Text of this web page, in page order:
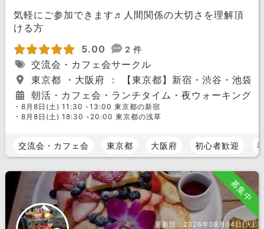
気軽にご参加できます♬人間関係の大切さを理解頂
ける方
5.00
2 件
交流会・カフェ会サークル
東京都 ・大阪府 ： 【東京都】新宿・渋谷・池袋
朝活・カフェ会・ランチタイム・夜ウォーキング
・8月8日(土) 11:30 -13:00 東京都の新宿
・8月8日(土) 18:30 -20:00 東京都の浅草
交流会・カフェ会 東京都 大阪府 初心者歓迎
募集中
更新日： 2026年08月04日(火)